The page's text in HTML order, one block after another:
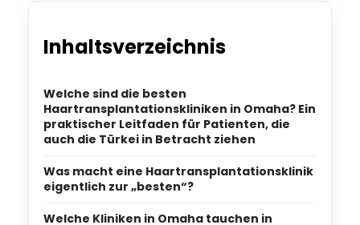
Inhaltsverzeichnis
Welche sind die besten
Haartransplantationskliniken in Omaha? Ein
praktischer Leitfaden für Patienten, die
auch die Türkei in Betracht ziehen
Was macht eine Haartransplantationsklinik
eigentlich zur „besten“?
Welche Kliniken in Omaha tauchen in